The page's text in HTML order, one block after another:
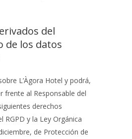
del
de los datos
L’Àgora Hotel y podrá,
frente al Responsable del
derechos
RGPD y la Ley Orgánica
de Protección de